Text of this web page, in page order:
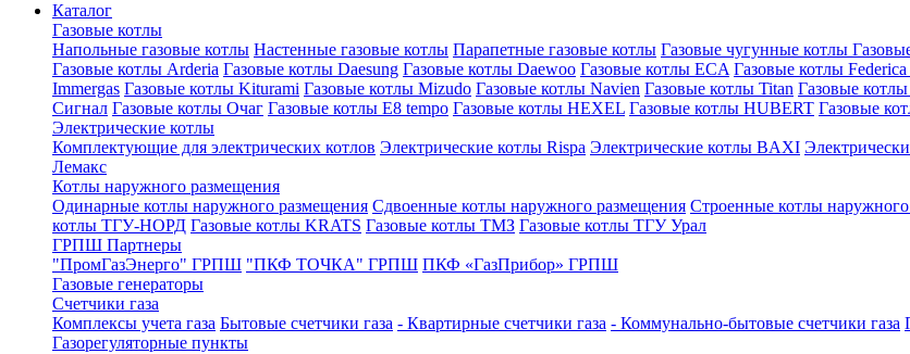
Каталог
Газовые котлы
Напольные газовые котлы Настенные газовые котлы Парапетные газовые котлы Газовые чугунные котлы
Газовые котлы Arderia Газовые котлы Daesung Газовые котлы Daewoo Газовые котлы ECA Газовые котлы
Immergas Газовые котлы Kiturami Газовые котлы Mizudo Газовые котлы Navien Газовые котлы Titan Газовые
Сигнал Газовые котлы Очаг Газовые котлы E8 tempo Газовые котлы HEXEL Газовые котлы HUBERT Газовые
Электрические котлы
Комплектующие для электрических котлов Электрические котлы Rispa Электрические котлы BAXI
Лемакс
Котлы наружного размещения
Одинарные котлы наружного размещения Сдвоенные котлы наружного размещения Строенные котлы
котлы ТГУ-НОРД Газовые котлы KRATS Газовые котлы ТМЗ Газовые котлы ТГУ Урал
ГРПШ Партнеры
"ПромГазЭнерго" ГРПШ "ПКФ ТОЧКА" ГРПШ ПКФ «ГазПрибор» ГРПШ
Газовые генераторы
Счетчики газа
Комплексы учета газа Бытовые счетчики газа - Квартирные счетчики газа - Коммунально-бытовые счетчики газа
Газорегуляторные пункты